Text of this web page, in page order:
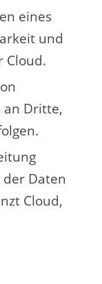
eines
und
Cloud.
an Dritte,
Daten
Cloud,